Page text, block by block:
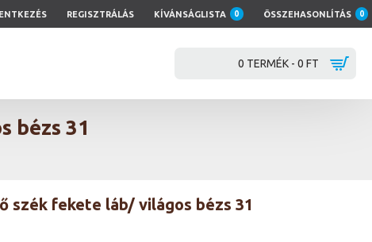
REGISZTRÁLÁS KÍVÁNSÁGLISTA 0 ÖSSZEHASONLÍTÁS 0
0 TERMÉK - 0 FT
bézs 31
szék fekete láb/ világos bézs 31